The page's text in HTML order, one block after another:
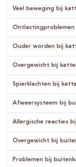
Veel beweging bij
Ouder worden bij
Overgewicht bij
Spierklachten bij
Afweersysteem bij
Allergische reacties
Overgewicht bij
Problemen bij